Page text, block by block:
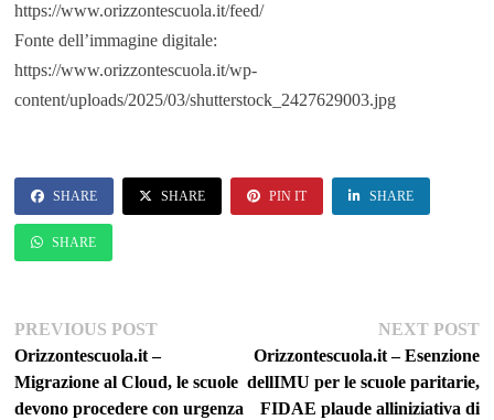
https://www.orizzontescuola.it/feed/
Fonte dell’immagine digitale:
https://www.orizzontescuola.it/wp-
content/uploads/2025/03/shutterstock_2427629003.jpg
SHARE SHARE PIN IT SHARE
SHARE
Navigazione
articoli
PREVIOUS POSTPrevious
Orizzontescuola.it –
Migrazione al Cloud, le scuole
devono procedere con urgenza
NEXT POST
Orizzontescuola.it – Esenzione
dellIMU per le scuole paritarie,
FIDAE plaude alliniziativa di